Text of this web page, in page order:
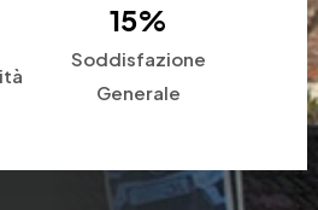
15%
Soddisfazione
Generale